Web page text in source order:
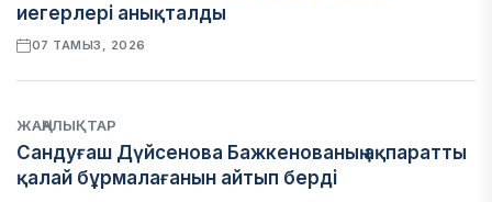
иегерлері анықталды
07 ТАМЫЗ, 2026
ЖАҢАЛЫҚТАР
Сандуғаш Дүйсенова Бажкенованың ақпаратты
қалай бұрмалағанын айтып берді